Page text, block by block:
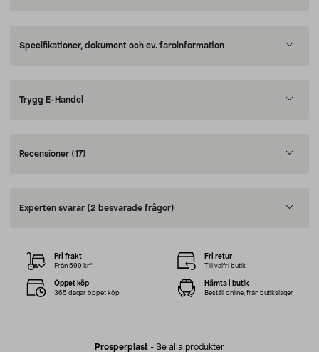
Specifikationer, dokument och ev. faroinformation
Trygg E-Handel
Recensioner (17)
Experten svarar (2 besvarade frågor)
Prosperplast - Se alla produkter
Fri frakt
Från 599 kr*
Fri retur
Till valfri butik
Öppet köp
365 dagar öppet köp
Hämta i butik
Beställ online, från butikslager